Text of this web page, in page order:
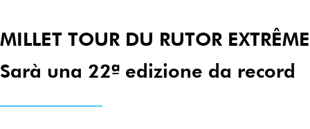
MILLET TOUR DU RUTOR EXTRÊME
Sarà una 22ª edizione da record